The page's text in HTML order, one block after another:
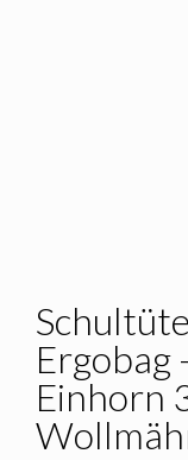
Ergobag
Einhorn